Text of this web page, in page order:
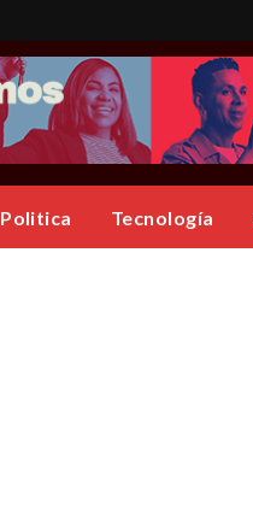
Politica Tecnología